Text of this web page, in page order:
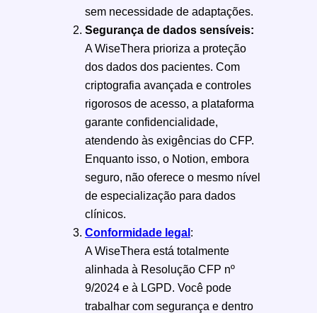
sem necessidade de adaptações.
Segurança de dados sensíveis:
A WiseThera prioriza a proteção
dos dados dos pacientes. Com
criptografia avançada e controles
rigorosos de acesso, a plataforma
garante confidencialidade,
atendendo às exigências do CFP.
Enquanto isso, o Notion, embora
seguro, não oferece o mesmo nível
de especialização para dados
clínicos.
Conformidade legal:
A WiseThera está totalmente
alinhada à Resolução CFP nº
9/2024 e à LGPD. Você pode
trabalhar com segurança e dentro